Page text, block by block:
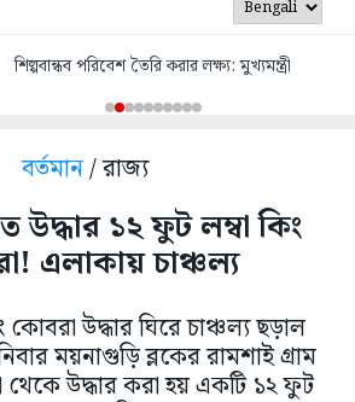
শিল্পবান্ধব পরিবেশ তৈরি করার লক্ষ্য: মুখ্যমন্ত্রী
বর্তমান/ রাজ্য
উদ্ধার ১২ ফুট লম্বা কিং
এলাকায় চাঞ্চল্য
কোবরা উদ্ধার ঘিরে চাঞ্চল্য ছড়াল
ময়নাগুড়ি ব্লকের রামশাই গ্রাম
থেকে উদ্ধার করা হয় একটি ১২ ফুট